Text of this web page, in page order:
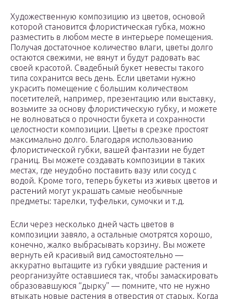
Художественную композицию из цветов, основой
которой становится флористическая губка, можно
разместить в любом месте в интерьере помещения.
Получая достаточное количество влаги, цветы долго
остаются свежими, не вянут и будут радовать вас
своей красотой. Свадебный букет невесты такого
типа сохранится весь день. Если цветами нужно
украсить помещение с большим количеством
посетителей, например, презентацию или выставку,
возьмите за основу флористическую губку, и можете
не волноваться о прочности букета и сохранности
целостности композиции. Цветы в срезке простоят
максимально долго. Благодаря использованию
флористической губки, вашей фантазии не будет
границ. Вы можете создавать композиции в таких
местах, где неудобно поставить вазу или сосуд с
водой. Кроме того, теперь букеты из живых цветов и
растений могут украшать самые необычные
предметы: тарелки, туфельки, сумочки и т.д.
Если через несколько дней часть цветов в
композиции завяло, а остальные смотрятся хорошо,
конечно, жалко выбрасывать корзину. Вы можете
вернуть ей красивый вид самостоятельно —
аккуратно вытащите из губки увядшие растения и
реорганизуйте оставшиеся так, чтобы замаскировать
образовавшуюся “дырку” — помните, что не нужно
втыкать новые растения в отверстия от старых. Когда